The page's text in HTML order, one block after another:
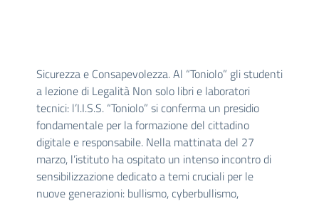
Sicurezza e Consapevolezza. Al “Toniolo” gli studenti
a lezione di Legalità Non solo libri e laboratori
tecnici: l’I.I.S.S. “Toniolo” si conferma un presidio
fondamentale per la formazione del cittadino
digitale e responsabile. Nella mattinata del 27
marzo, l’istituto ha ospitato un intenso incontro di
sensibilizzazione dedicato a temi cruciali per le
nuove generazioni: bullismo, cyberbullismo,